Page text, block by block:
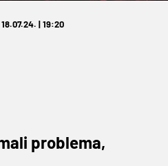
| 19:20
problema,